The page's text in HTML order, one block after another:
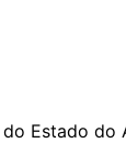
Estado do